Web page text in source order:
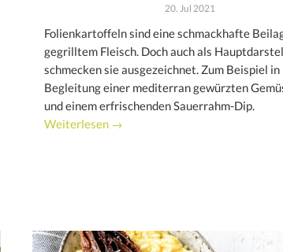
20. Jul 2021
Folienkartoffeln sind eine schmackhafte
gegrilltem Fleisch. Doch auch als
schmecken sie ausgezeichnet. Zum Beispiel in
Begleitung einer mediterran gewürzten
und einem erfrischenden Sauerrahm-Dip.
Weiterlesen →